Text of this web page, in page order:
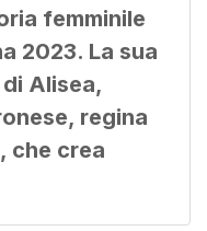
femminile
2023. La sua
Alisea,
regina
che crea